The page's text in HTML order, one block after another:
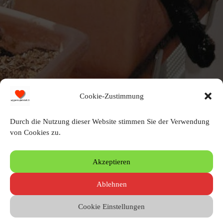
Cookie-Zustimmung
Durch die Nutzung dieser Website stimmen Sie der Verwendung
von Cookies zu.
Akzeptieren
Ablehnen
Cookie Einstellungen
Jessi kam im Jahr 2002 zur Welt
Schreibe einen Kommentar
Du musst angemeldet sein, um einen Kommentar zu erstellen.
© 2010 – 2026 by Heinz Wigger